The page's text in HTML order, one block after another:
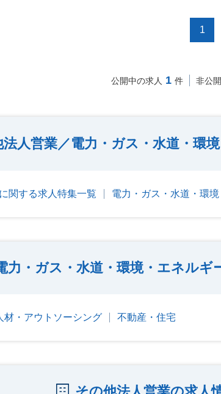
1
公開中の求人 1 件 非公
法人営業／電力・ガス・水道・環
関する求人特集一覧 電力・ガス・水道・環
力・ガス・水道・環境・エネル
材・アウトソーシング 不動産・住宅
その他法人営業の求人